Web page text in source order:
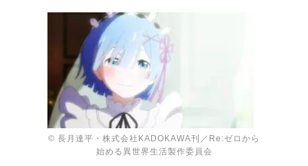
© 長月達平・株式会社KADOKAWA刊／Re:ゼロから
始める異世界生活製作委員会